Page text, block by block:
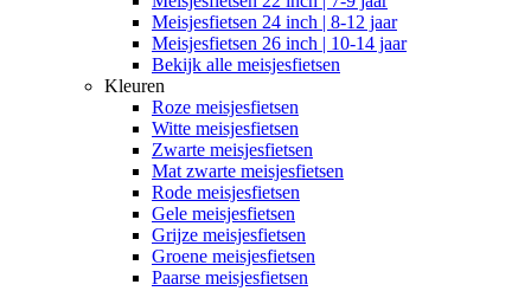
Meisjesfietsen 24 inch | 8-12 jaar
Meisjesfietsen 26 inch | 10-14 jaar
Bekijk alle meisjesfietsen
Kleuren
Roze meisjesfietsen
Witte meisjesfietsen
Zwarte meisjesfietsen
Mat zwarte meisjesfietsen
Rode meisjesfietsen
Gele meisjesfietsen
Grijze meisjesfietsen
Groene meisjesfietsen
Paarse meisjesfietsen